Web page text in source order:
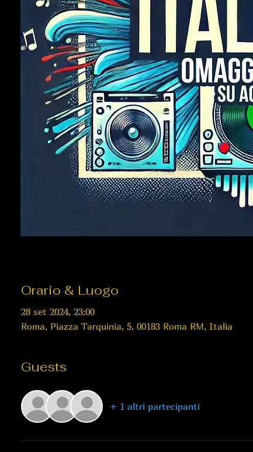
Orario & Luogo
28 set 2024, 23:00
Roma, Piazza Tarquinia, 5, 00183 Roma RM, Italia
Guests
+ 1 altri partecipanti